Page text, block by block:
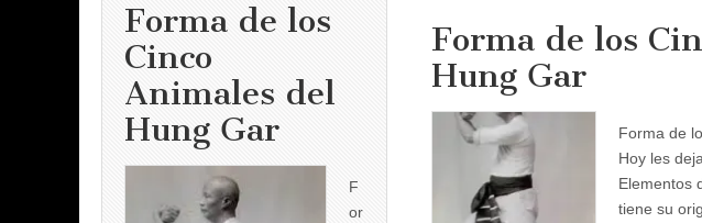
Forma de los
Hung Gar
Forma de
Hoy les
Elementos
tiene su
Forma de los
Cinco
Animales del
Hung Gar
F
or